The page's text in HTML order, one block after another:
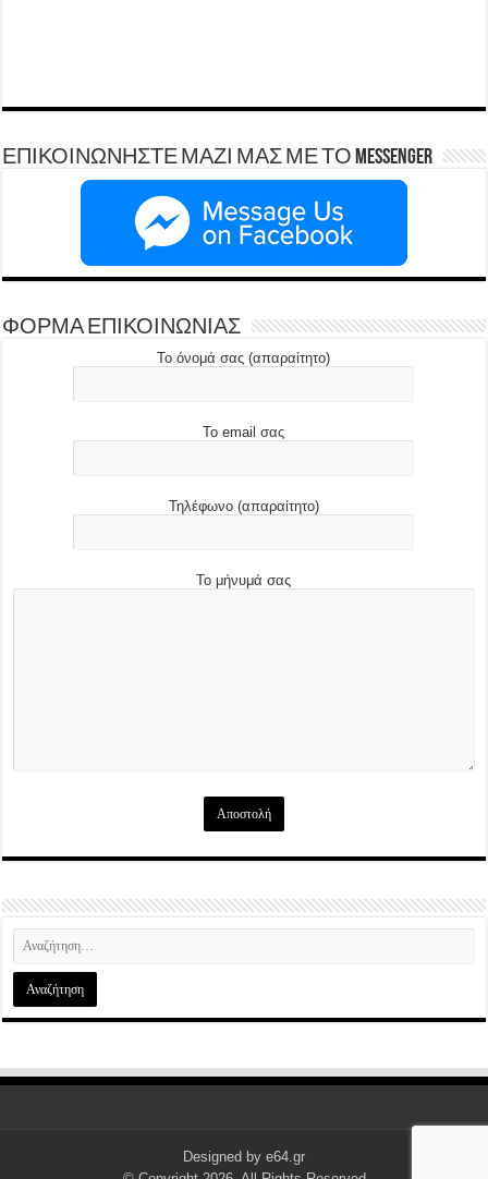
ΕΠΙΚΟΙΝΩΝΗΣΤΕ ΜΑΖΙ ΜΑΣ ΜΕ ΤΟ Messenger
ΦΟΡΜΑ ΕΠΙΚΟΙΝΩΝΙΑΣ
Το όνομά σας (απαραίτητο)
Το email σας
Τηλέφωνο (απαραίτητο)
Το μήνυμά σας
Designed by e64.gr